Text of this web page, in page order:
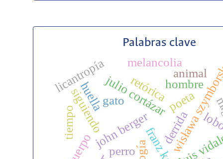
Palabras clave
john berger
julio cortázarwisława
luis
poeta
gato
hombre
animal
siguiendo derrida
perro
licantropía melancolia
cuerpo
huella retórica
tiempo